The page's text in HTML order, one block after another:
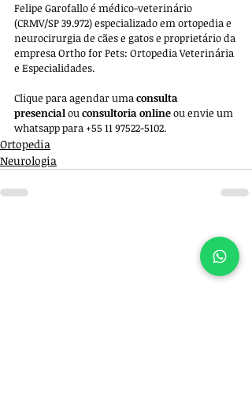
Felipe Garofallo é médico-veterinário
(CRMV/SP 39.972) especializado em ortopedia e
neurocirurgia de cães e gatos e proprietário da
empresa Ortho for Pets: Ortopedia Veterinária
e Especialidades.
Clique para agendar uma consulta
presencial ou consultoria online ou envie um
whatsapp para +55 11 97522-5102.
Ortopedia
Neurologia